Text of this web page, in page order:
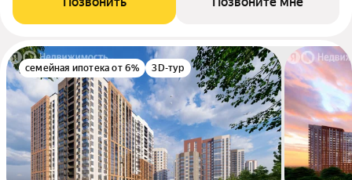
семейная ипотека от 6% 3D-тур